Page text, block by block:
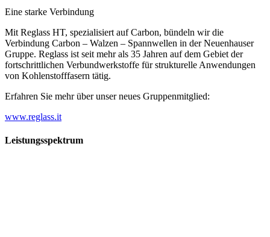
Eine starke Verbindung
Mit Reglass HT, spezialisiert auf Carbon, bündeln wir die
Verbindung Carbon – Walzen – Spannwellen in der Neuenhauser
Gruppe. Reglass ist seit mehr als 35 Jahren auf dem Gebiet der
fortschrittlichen Verbundwerkstoffe für strukturelle Anwendungen
von Kohlenstofffasern tätig.
Erfahren Sie mehr über unser neues Gruppenmitglied:
www.reglass.it
Leistungsspektrum